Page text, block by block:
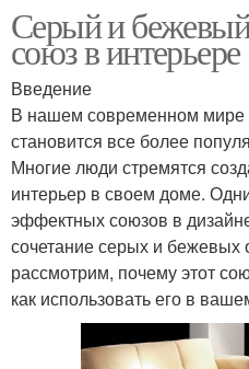
Серый и
союз в интерьере
Введение
В нашем современном мире
становится все более
Многие люди стремятся
интерьер в своем доме.
эффектных союзов в
сочетание серых и бежевых
рассмотрим, почему этот
как использовать его в